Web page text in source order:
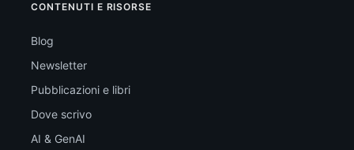
CONTENUTI E RISORSE
Blog
Newsletter
Pubblicazioni e libri
Dove scrivo
AI & GenAI